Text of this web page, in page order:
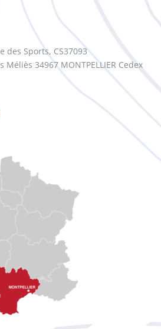
des Sports, CS37093
Méliès 34967 MONTPELLIER Cedex